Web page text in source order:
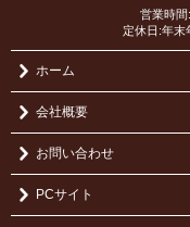
営業時
定休日:年末
ホーム
会社概要
お問い合わせ
PCサイト